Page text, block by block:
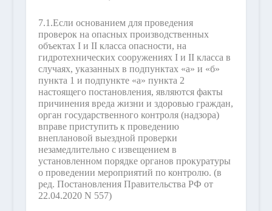
7.1.Если основанием для проведения
проверок на опасных производственных
объектах I и II класса опасности, на
гидротехнических сооружениях I и II класса в
случаях, указанных в подпунктах «а» и «б»
пункта 1 и подпункте «а» пункта 2
настоящего постановления, являются факты
причинения вреда жизни и здоровью граждан,
орган государственного контроля (надзора)
вправе приступить к проведению
внеплановой выездной проверки
незамедлительно с извещением в
установленном порядке органов прокуратуры
о проведении мероприятий по контролю. (в
ред. Постановления Правительства РФ от
22.04.2020 N 557)